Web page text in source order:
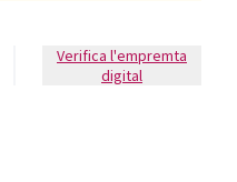
Verifica l'empremta
digital